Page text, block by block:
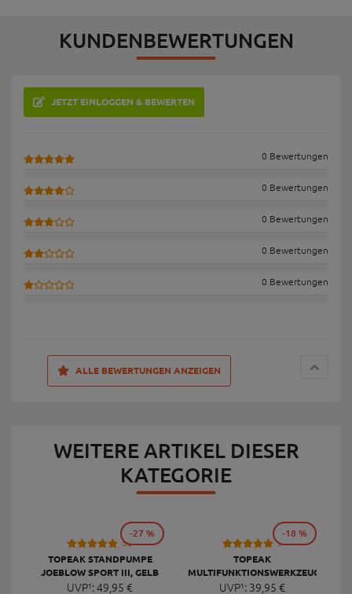
KUNDENBEWERTUNGEN
JETZT EINLOGGEN & BEWERTEN
0 Bewertungen
0 Bewertungen
0 Bewertungen
0 Bewertungen
0 Bewertungen
ALLE BEWERTUNGEN ANZEIGEN
WEITERE ARTIKEL DIESER
KATEGORIE
53
TOPEAK STANDPUMPE
JOEBLOW SPORT III, GELB
UVP¹:49,95 €
-27 %
9
TOPEAK
MULTIFUNKTIONSWERKZEUG
MINI 20 PRO
UVP¹: 39,95 €
-18 %